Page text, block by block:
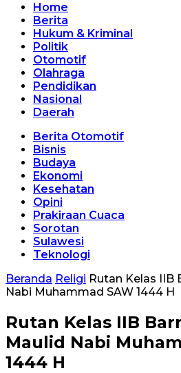
Home
Berita
Hukum & Kriminal
Politik
Otomotif
Olahraga
Pendidikan
Nasional
Daerah
Berita Otomotif
Bisnis
Budaya
Ekonomi
Kesehatan
Opini
Prakiraan Cuaca
Sorotan
Sulawesi
Teknologi
Beranda Religi Rutan Kelas IIB
Nabi Muhammad SAW 1444 H
Rutan Kelas IIB
Maulid Nabi
1444 H